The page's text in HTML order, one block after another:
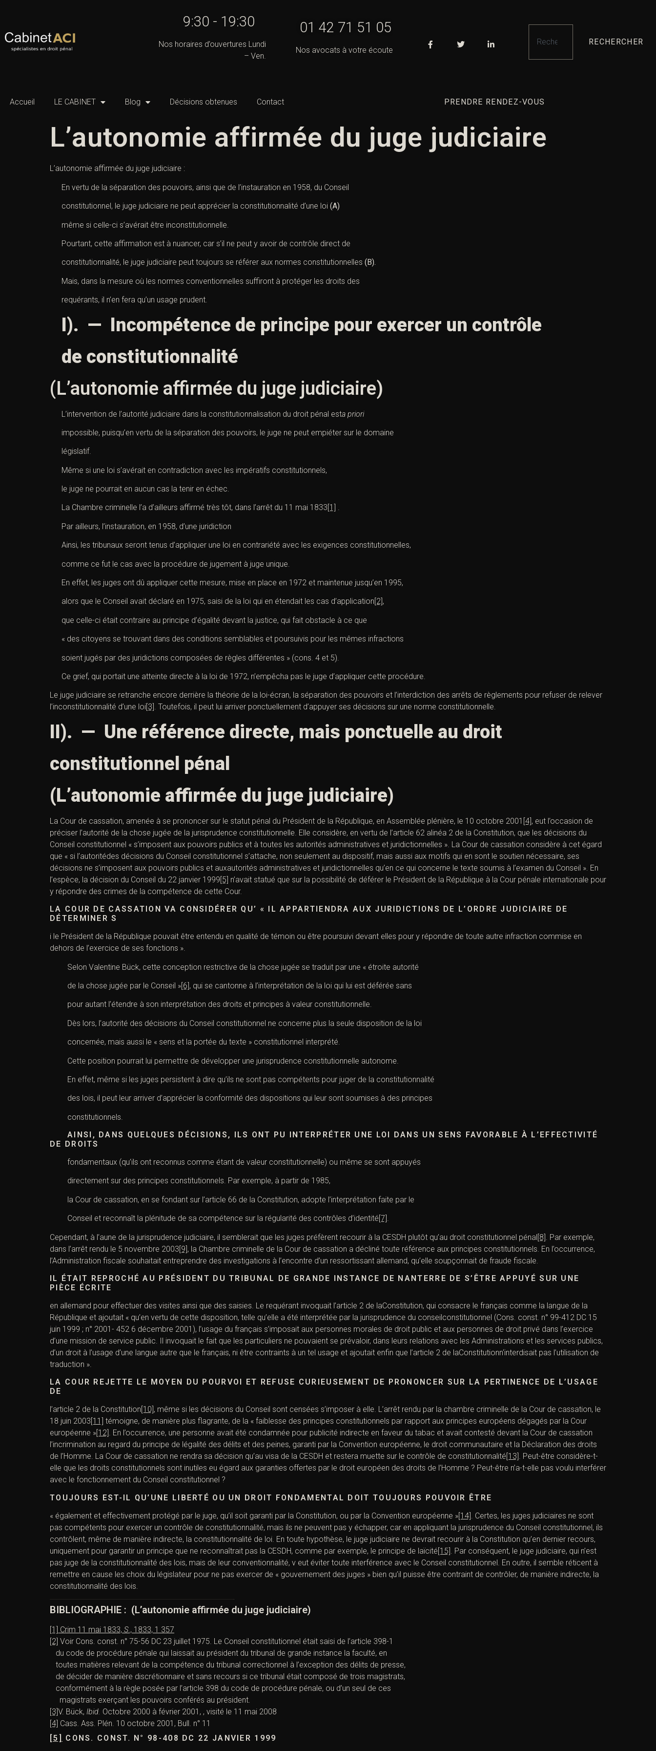
9:30 - 19:30
Nos horaires d’ouvertures Lundi
– Ven.
01 42 71 51 05
Nos avocats à votre écoute
RECHERCHER
Accueil LE CABINET Blog Décisions obtenues Contact PRENDRE RENDEZ-VOUS
L’autonomie affirmée du juge judiciaire
L’autonomie affirmée du juge judiciaire :
En vertu de la séparation des pouvoirs, ainsi que de l’instauration en 1958, du Conseil
constitutionnel, le juge judiciaire ne peut apprécier la constitutionnalité d’une loi (A)
même si celle-ci s’avérait être inconstitutionnelle.
Pourtant, cette affirmation est à nuancer, car s’il ne peut y avoir de contrôle direct de
constitutionnalité, le juge judiciaire peut toujours se référer aux normes constitutionnelles (B).
Mais, dans la mesure où les normes conventionnelles suffiront à protéger les droits des
requérants, il n’en fera qu’un usage prudent.
I). — Incompétence de principe pour exercer un contrôle
de constitutionnalité
(L’autonomie affirmée du juge judiciaire)
L’intervention de l’autorité judiciaire dans la constitutionnalisation du droit pénal esta priori
impossible, puisqu’en vertu de la séparation des pouvoirs, le juge ne peut empiéter sur le domaine
législatif.
Même si une loi s’avérait en contradiction avec les impératifs constitutionnels,
le juge ne pourrait en aucun cas la tenir en échec.
La Chambre criminelle l’a d’ailleurs affirmé très tôt, dans l’arrêt du 11 mai 1833 [1] .
Par ailleurs, l’instauration, en 1958, d’une juridiction
Ainsi, les tribunaux seront tenus d’appliquer une loi en contrariété avec les exigences constitutionnelles,
comme ce fut le cas avec la procédure de jugement à juge unique.
En effet, les juges ont dû appliquer cette mesure, mise en place en 1972 et maintenue jusqu’en 1995,
alors que le Conseil avait déclaré en 1975, saisi de la loi qui en étendait les cas d’application [2] ,
que celle-ci était contraire au principe d’égalité devant la justice, qui fait obstacle à ce que
« des citoyens se trouvant dans des conditions semblables et poursuivis pour les mêmes infractions
soient jugés par des juridictions composées de règles différentes » (cons. 4 et 5).
Ce grief, qui portait une atteinte directe à la loi de 1972, n’empêcha pas le juge d’appliquer cette procédure.
Le juge judiciaire se retranche encore derrière la théorie de la loi-écran, la séparation des pouvoirs et l’interdiction des arrêts de règlements pour refuser de relever
l’inconstitutionnalité d’une loi [3] . Toutefois, il peut lui arriver ponctuellement d’appuyer ses décisions sur une norme constitutionnelle.
II). — Une référence directe, mais ponctuelle au droit
constitutionnel pénal
(L’autonomie affirmée du juge judiciaire)
La Cour de cassation, amenée à se prononcer sur le statut pénal du Président de la République, en Assemblée plénière, le 10 octobre 2001 [4], eut l’occasion de
préciser l’autorité de la chose jugée de la jurisprudence constitutionnelle. Elle considère, en vertu de l’article 62 alinéa 2 de la Constitution, que les décisions du
Conseil constitutionnel « s’imposent aux pouvoirs publics et à toutes les autorités administratives et juridictionnelles ». La Cour de cassation considère à cet égard
que « si l’autoritédes décisions du Conseil constitutionnel s’attache, non seulement au dispositif, mais aussi aux motifs qui en sont le soutien nécessaire, ses
décisions ne s’imposent aux pouvoirs publics et auxautorités administratives et juridictionnelles qu’en ce qui concerne le texte soumis à l’examen du Conseil ». En
l’espèce, la décision du Conseil du 22 janvier 1999[5] n’avait statué que sur la possibilité de déférer le Président de la République à la Cour pénale internationale pour
y répondre des crimes de la compétence de cette Cour.
LA COUR DE CASSATION VA CONSIDÉRER QU’ « IL APPARTIENDRA AUX JURIDICTIONS DE L’ORDRE JUDICIAIRE DE
DÉTERMINER S
i le Président de la République pouvait être entendu en qualité de témoin ou être poursuivi devant elles pour y répondre de toute autre infraction commise en
dehors de l’exercice de ses fonctions ».
Selon Valentine Bück, cette conception restrictive de la chose jugée se traduit par une « étroite autorité
de la chose jugée par le Conseil »[6], qui se cantonne à l’interprétation de la loi qui lui est déférée sans
pour autant l’étendre à son interprétation des droits et principes à valeur constitutionnelle.
Dès lors, l’autorité des décisions du Conseil constitutionnel ne concerne plus la seule disposition de la loi
concernée, mais aussi le « sens et la portée du texte » constitutionnel interprété.
Cette position pourrait lui permettre de développer une jurisprudence constitutionnelle autonome.
En effet, même si les juges persistent à dire qu’ils ne sont pas compétents pour juger de la constitutionnalité
des lois, il peut leur arriver d’apprécier la conformité des dispositions qui leur sont soumises à des principes
constitutionnels.
AINSI, DANS QUELQUES DÉCISIONS, ILS ONT PU INTERPRÉTER UNE LOI DANS UN SENS FAVORABLE À L’EFFECTIVITÉ
DE DROITS
fondamentaux (qu’ils ont reconnus comme étant de valeur constitutionnelle) ou même se sont appuyés
directement sur des principes constitutionnels. Par exemple, à partir de 1985,
la Cour de cassation, en se fondant sur l’article 66 de la Constitution, adopte l’interprétation faite par le
Conseil et reconnaît la plénitude de sa compétence sur la régularité des contrôles d’identité [7] .
Cependant, à l’aune de la jurisprudence judiciaire, il semblerait que les juges préfèrent recourir à la CESDH plutôt qu’au droit constitutionnel pénal[8] . Par exemple,
dans l’arrêt rendu le 5 novembre 2003[9], la Chambre criminelle de la Cour de cassation a décliné toute référence aux principes constitutionnels. En l’occurrence,
l’Administration fiscale souhaitait entreprendre des investigations à l’encontre d’un ressortissant allemand, qu’elle soupçonnait de fraude fiscale.
IL ÉTAIT REPROCHÉ AU PRÉSIDENT DU TRIBUNAL DE GRANDE INSTANCE DE NANTERRE DE S’ÊTRE APPUYÉ SUR UNE
PIÈCE ÉCRITE
en allemand pour effectuer des visites ainsi que des saisies. Le requérant invoquait l’article 2 de laConstitution, qui consacre le français comme la langue de la
République et ajoutait « qu’en vertu de cette disposition, telle qu’elle a été interprétée par la jurisprudence du conseilconstitutionnel (Cons. const. n° 99-412 DC 15
juin 1999 ; n° 2001- 452 6 décembre 2001), l’usage du français s’imposait aux personnes morales de droit public et aux personnes de droit privé dans l’exercice
d’une mission de service public. Il invoquait le fait que les particuliers ne pouvaient se prévaloir, dans leurs relations avec les Administrations et les services publics,
d’un droit à l’usage d’une langue autre que le français, ni être contraints à un tel usage et ajoutait enfin que l’article 2 de laConstitutionn‘interdisait pas l’utilisation de
traduction ».
LA COUR REJETTE LE MOYEN DU POURVOI ET REFUSE CURIEUSEMENT DE PRONONCER SUR LA PERTINENCE DE L’USAGE
DE
l’article 2 de la Constitution [10] , même si les décisions du Conseil sont censées s’imposer à elle. L’arrêt rendu par la chambre criminelle de la Cour de cassation, le
18 juin 2003 [11]
témoigne, de manière plus flagrante, de la « faiblesse des principes constitutionnels par rapport aux principes européens dégagés par la Cour
européenne » [12] . En l’occurrence, une personne avait été condamnée pour publicité indirecte en faveur du tabac et avait contesté devant la Cour de cassation
l’incrimination au regard du principe de légalité des délits et des peines, garanti par la Convention européenne, le droit communautaire et la Déclaration des droits
de l’Homme. La Cour de cassation ne rendra sa décision qu’au visa de la CESDH et restera muette sur le contrôle de constitutionnalité [13] . Peut-être considère-t-
elle que les droits constitutionnels sont inutiles eu égard aux garanties offertes par le droit européen des droits de l’Homme ? Peut-être n’a-t-elle pas voulu interférer
avec le fonctionnement du Conseil constitutionnel ?
TOUJOURS EST-IL QU’UNE LIBERTÉ OU UN DROIT FONDAMENTAL DOIT TOUJOURS POUVOIR ÊTRE
« également et effectivement protégé par le juge, qu’il soit garanti par la Constitution, ou par la Convention européenne »[14] . Certes, les juges judiciaires ne sont
pas compétents pour exercer un contrôle de constitutionnalité, mais ils ne peuvent pas y échapper, car en appliquant la jurisprudence du Conseil constitutionnel, ils
contrôlent, même de manière indirecte, la constitutionnalité de loi. En toute hypothèse, le juge judiciaire ne devrait recourir à la Constitution qu’en dernier recours,
uniquement pour garantir un principe que ne reconnaîtrait pas la CESDH, comme par exemple, le principe de laïcité[15] . Par conséquent, le juge judiciaire, qui n’est
pas juge de la constitutionnalité des lois, mais de leur conventionnalité, v eut éviter toute interférence avec le Conseil constitutionnel. En outre, il semble réticent à
remettre en cause les choix du législateur pour ne pas exercer de « gouvernement des juges » bien qu’il puisse être contraint de contrôler, de manière indirecte, la
constitutionnalité des lois.
BIBLIOGRAPHIE : (L’autonomie affirmée du juge judiciaire)
[1] Crim 11 mai 1833, S., 1833, 1 357
[2] Voir Cons. const. n° 75-56 DC 23 juillet 1975. Le Conseil constitutionnel était saisi de l’article 398-1
du code de procédure pénale qui laissait au président du tribunal de grande instance la faculté, en
toutes matières relevant de la compétence du tribunal correctionnel à l’exception des délits de presse,
de décider de manière discrétionnaire et sans recours si ce tribunal était composé de trois magistrats,
conformément à la règle posée par l’article 398 du code de procédure pénale, ou d’un seul de ces
magistrats exerçant les pouvoirs conférés au président.
[3] V. Bück, Ibid. Octobre 2000 à février 2001, , visité le 11 mai 2008
[4] Cass. Ass. Plén. 10 octobre 2001, Bull. n° 11
[5]
CONS. CONST. N° 98-408 DC 22 JANVIER 1999